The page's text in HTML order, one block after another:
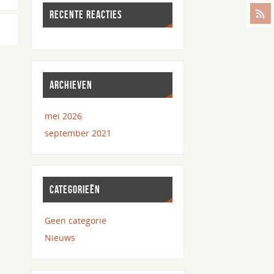
RECENTE REACTIES
ARCHIEVEN
mei 2026
september 2021
CATEGORIEËN
Geen categorie
Nieuws